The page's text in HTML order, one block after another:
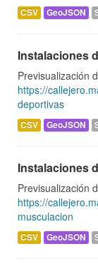
CSV GeoJSON
Instalaciones
Previsualización
https://
deportivas
CSV GeoJSON
Instalaciones
Previsualización
https://
musculacion
CSV GeoJSON